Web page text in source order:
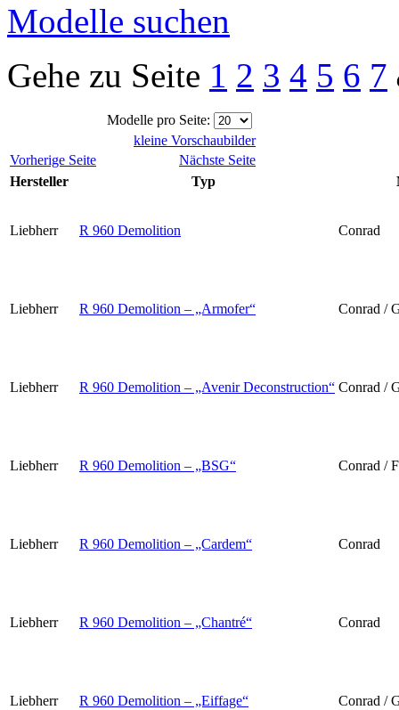
Modelle suchen
Gehe zu Seite 1 2 3 4 5 6 7
Modelle pro Seite:
kleine Vorschaubilder
Vorherige Seite
Nächste Seite
Hersteller
Typ
Liebherr R 960 Demolition Conrad
Liebherr R 960 Demolition – „Armofer“ Conrad /
Liebherr R 960 Demolition – „Avenir Deconstruction“ Conrad /
Liebherr R 960 Demolition – „BSG“ Conrad /
Liebherr R 960 Demolition – „Cardem“ Conrad
Liebherr R 960 Demolition – „Chantré“ Conrad
Liebherr R 960 Demolition – „Eiffage“ Conrad /